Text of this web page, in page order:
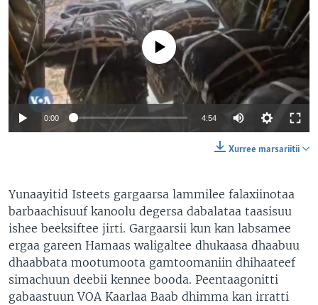
No media source currently available
0:00 4:54
Xurree marsariitii
Yunaayitid Isteets gargaarsa lammilee falaxiinotaa
barbaachisuuf kanoolu degersa dabalataa taasisuu
ishee beeksiftee jirti. Gargaarsii kun kan labsamee
ergaa gareen Hamaas waligaltee dhukaasa dhaabuu
dhaabbata mootumoota gamtoomaniin dhihaateef
simachuun deebii kennee booda. Peentaagonitti
gabaastuun VOA Kaarlaa Baab dhimma kan irratti